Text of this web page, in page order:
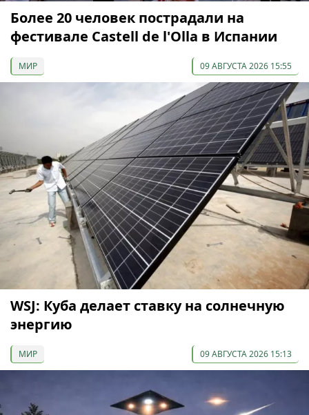
Более 20 человек пострадали на
фестивале Castell de l'Olla в Испании
МИР 09 АВГУСТА 2026 15:55
WSJ: Куба делает ставку на солнечную
энергию
МИР 09 АВГУСТА 2026 15:13